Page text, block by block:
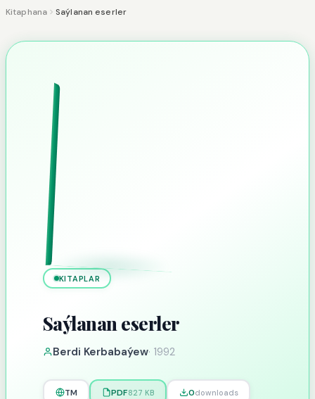
Kitaphana Saýlanan eserler
KITAPLAR
Saýlanan eserler
Berdi Kerbabaýew· 1992
TM PDF827 KB 0downloads